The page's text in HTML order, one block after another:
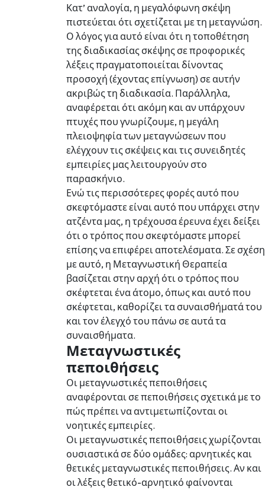
Κατ’ αναλογία, η μεγαλόφωνη σκέψη
πιστεύεται ότι σχετίζεται με τη μεταγνώση.
Ο λόγος για αυτό είναι ότι η τοποθέτηση
της διαδικασίας σκέψης σε προφορικές
λέξεις πραγματοποιείται δίνοντας
προσοχή (έχοντας επίγνωση) σε αυτήν
ακριβώς τη διαδικασία. Παράλληλα,
αναφέρεται ότι ακόμη και αν υπάρχουν
πτυχές που γνωρίζουμε, η μεγάλη
πλειοψηφία των μεταγνώσεων που
ελέγχουν τις σκέψεις και τις συνειδητές
εμπειρίες μας λειτουργούν στο
παρασκήνιο.
Ενώ τις περισσότερες φορές αυτό που
σκεφτόμαστε είναι αυτό που υπάρχει στην
ατζέντα μας, η τρέχουσα έρευνα έχει δείξει
ότι ο τρόπος που σκεφτόμαστε μπορεί
επίσης να επιφέρει αποτελέσματα. Σε σχέση
με αυτό, η Μεταγνωστική Θεραπεία
βασίζεται στην αρχή ότι ο τρόπος που
σκέφτεται ένα άτομο, όπως και αυτό που
σκέφτεται, καθορίζει τα συναισθήματά του
και τον έλεγχό του πάνω σε αυτά τα
συναισθήματα.
Μεταγνωστικές
πεποιθήσεις
Οι μεταγνωστικές πεποιθήσεις
αναφέρονται σε πεποιθήσεις σχετικά με το
πώς πρέπει να αντιμετωπίζονται οι
νοητικές εμπειρίες.
Οι μεταγνωστικές πεποιθήσεις χωρίζονται
ουσιαστικά σε δύο ομάδες: αρνητικές και
θετικές μεταγνωστικές πεποιθήσεις. Αν και
οι λέξεις θετικό-αρνητικό φαίνονται